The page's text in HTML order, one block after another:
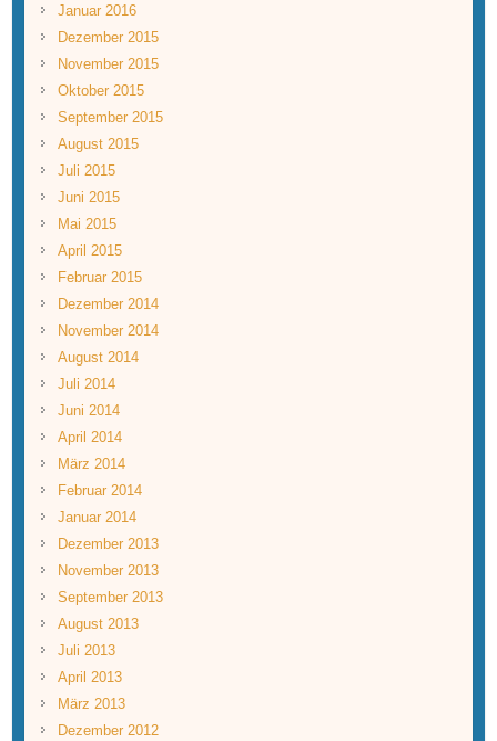
Januar 2016
Dezember 2015
November 2015
Oktober 2015
September 2015
August 2015
Juli 2015
Juni 2015
Mai 2015
April 2015
Februar 2015
Dezember 2014
November 2014
August 2014
Juli 2014
Juni 2014
April 2014
März 2014
Februar 2014
Januar 2014
Dezember 2013
November 2013
September 2013
August 2013
Juli 2013
April 2013
März 2013
Dezember 2012